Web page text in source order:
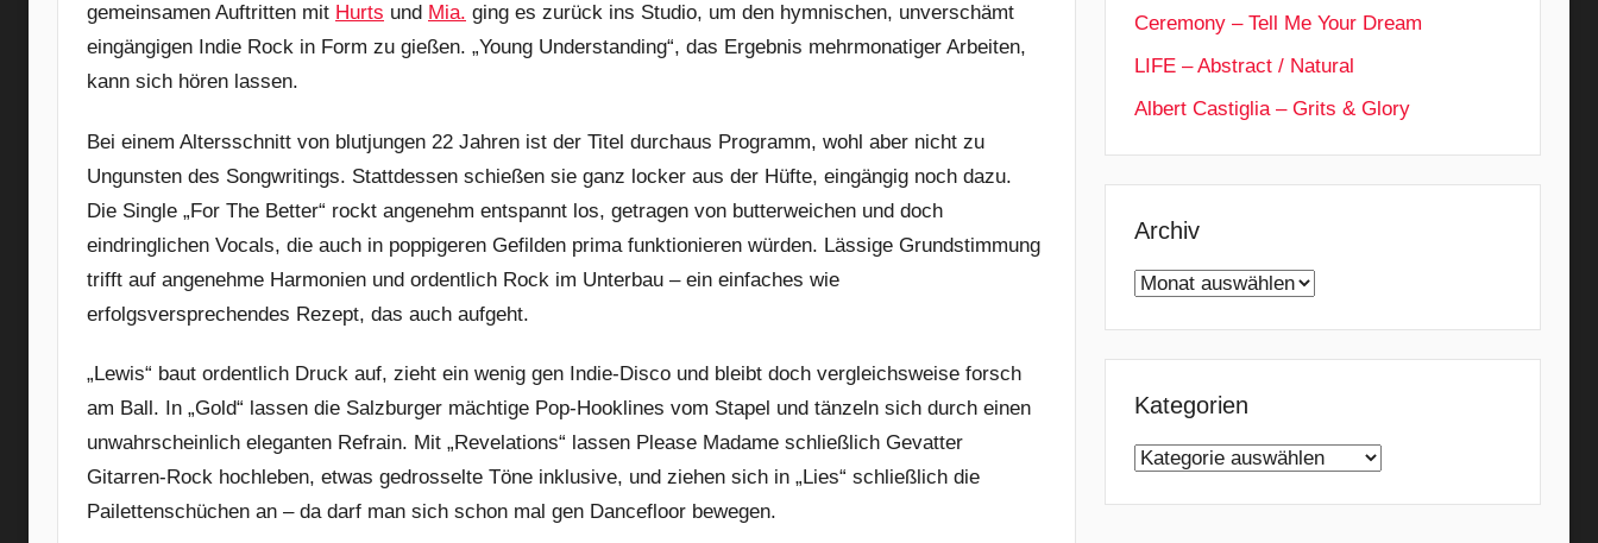
gemeinsamen Auftritten mit Hurts und Mia. ging es zurück ins Studio, um den hymnischen, unverschämt
eingängigen Indie Rock in Form zu gießen. „Young Understanding“, das Ergebnis mehrmonatiger Arbeiten,
kann sich hören lassen.
Bei einem Altersschnitt von blutjungen 22 Jahren ist der Titel durchaus Programm, wohl aber nicht zu
Ungunsten des Songwritings. Stattdessen schießen sie ganz locker aus der Hüfte, eingängig noch dazu.
Die Single „For The Better“ rockt angenehm entspannt los, getragen von butterweichen und doch
eindringlichen Vocals, die auch in poppigeren Gefilden prima funktionieren würden. Lässige Grundstimmung
trifft auf angenehme Harmonien und ordentlich Rock im Unterbau – ein einfaches wie
erfolgsversprechendes Rezept, das auch aufgeht.
„Lewis“ baut ordentlich Druck auf, zieht ein wenig gen Indie-Disco und bleibt doch vergleichsweise forsch
am Ball. In „Gold“ lassen die Salzburger mächtige Pop-Hooklines vom Stapel und tänzeln sich durch einen
unwahrscheinlich eleganten Refrain. Mit „Revelations“ lassen Please Madame schließlich Gevatter
Gitarren-Rock hochleben, etwas gedrosselte Töne inklusive, und ziehen sich in „Lies“ schließlich die
Pailettenschüchen an – da darf man sich schon mal gen Dancefloor bewegen.
Ceremony – Tell Me Your Dream
LIFE – Abstract / Natural
Albert Castiglia – Grits & Glory
Archiv
Archiv
Kategorien
Kategorien